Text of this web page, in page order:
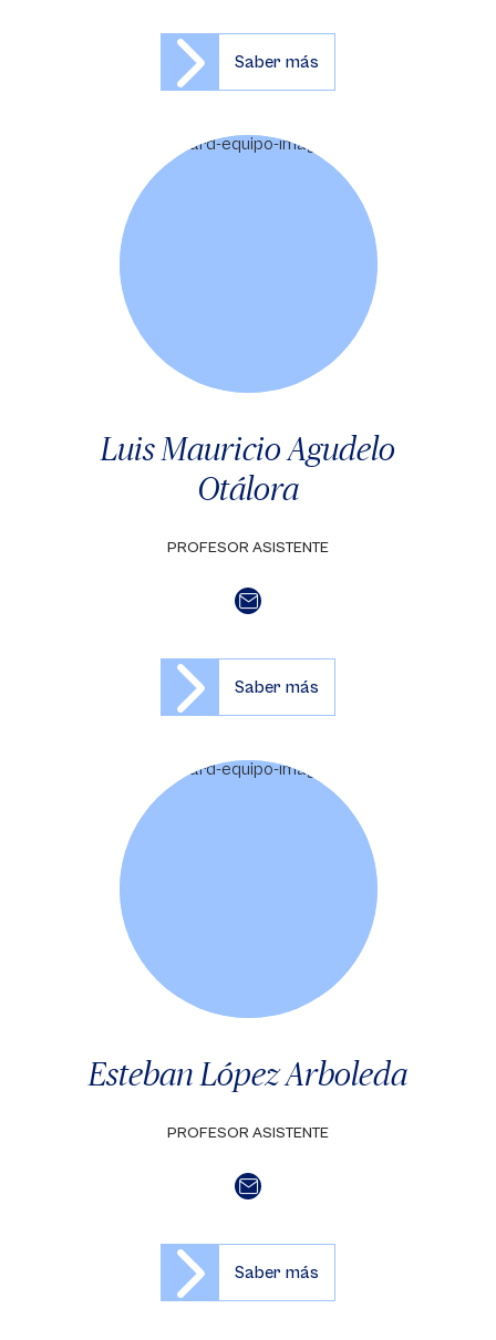
Saber más
Luis Mauricio Agudelo
Otálora
PROFESOR ASISTENTE
Saber más
Esteban López Arboleda
PROFESOR ASISTENTE
Saber más